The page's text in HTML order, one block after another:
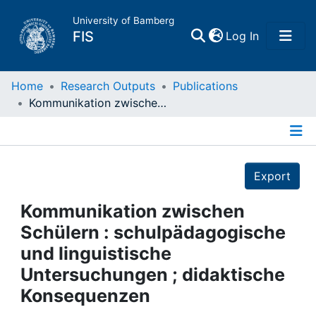
University of Bamberg
FIS Log In(current)
Home
Projects
People
Institutions
Home Research Outputs
Publications
Kommunikation zwischen Schülern : schulpädagogische und linguistische Untersuchungen ; didaktische Konsequenzen
Export
Kommunikation zwischen
Schülern : schulpädagogische
und linguistische
Untersuchungen ; didaktische
Konsequenzen